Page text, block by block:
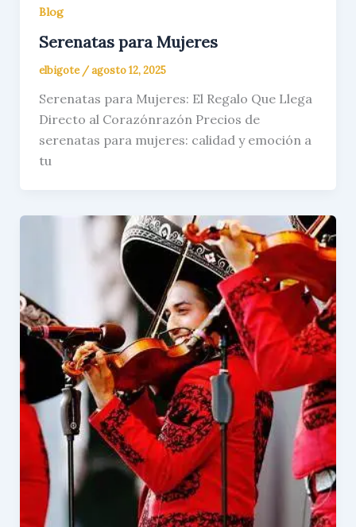
Blog
Serenatas para Mujeres
elbigote /agosto 12, 2025
Serenatas para Mujeres: El Regalo Que Llega
Directo al Corazónrazón Precios de
serenatas para mujeres: calidad y emoción a
tu